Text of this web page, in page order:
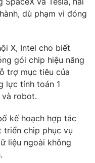
video
dù phạm vi đóng
X, Intel cho biết
gói chip hiệu năng
trợ mục tiêu của
lực tính toán 1
robot.
kế hoạch hợp tác
triển chip phục vụ
liệu ngoài không